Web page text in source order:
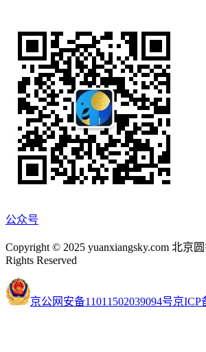
公众号
Copyright © 2025 yuanxiangsky.com 北京
Rights Reserved
京公网安备11011502039094号京ICP